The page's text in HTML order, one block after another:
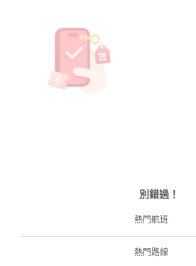
別錯過！
熱門航班
熱門路線